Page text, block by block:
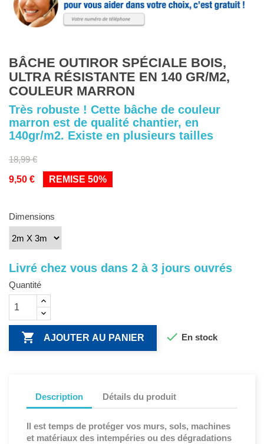
BÂCHE OUTIROR SPÉCIALE BOIS,
ULTRA RÉSISTANTE EN 140 GR/M2,
COULEUR MARRON
Très robuste ! Cette bâche de couleur
marron est de qualité chantier, en
140gr/m2. Existe en plusieurs tailles
18,99 €
9,50 €
REMISE 50%
Dimensions
Livré chez vous dans 2 à 3 jours ouvrés
Quantité
 AJOUTER AU PANIER  En stock
Description Détails du produit
Il est temps de protéger vos murs, sols, machines
et matériaux des intempéries ou des dégradations